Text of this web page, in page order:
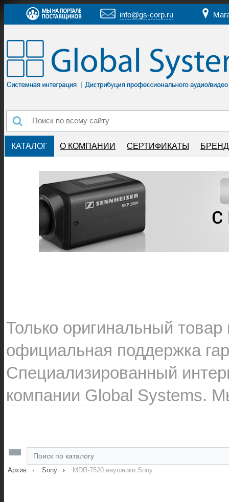
info@gs-corp.ru
КАТАЛОГ О КОМПАНИИ СЕРТИФИКАТЫ
Только оригинальный
официальная поддержка
Специализированный
компании Global Systems.
Архив Sony MDR-7520 наушники Sony